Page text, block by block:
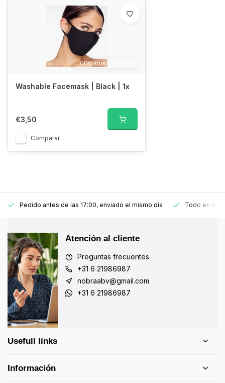
1000 stuks|DPMAX
Washable Facemask | Black | 1x
€3,50
Comparar
Pedido antes de las 17:00, enviado el mismo día Todo en
Atención al cliente
Preguntas frecuentes
+31 6 21986987
nobraabv@gmail.com
+31 6 21986987
Usefull links
Información